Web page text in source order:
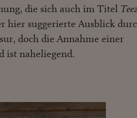
die sich auch im Titel
hier suggerierte Ausblick
doch die Annahme einer
ist naheliegend.